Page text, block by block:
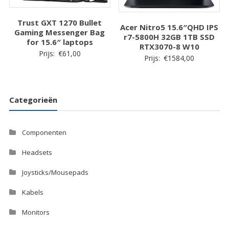
Trust GXT 1270 Bullet
Gaming Messenger Bag
for 15.6″ laptops
Prijs: €61,00
Acer Nitro5 15.6″QHD IPS
r7-5800H 32GB 1TB SSD
RTX3070-8 W10
Prijs: €1584,00
Categorieën
Componenten
Headsets
Joysticks/Mousepads
Kabels
Monitors